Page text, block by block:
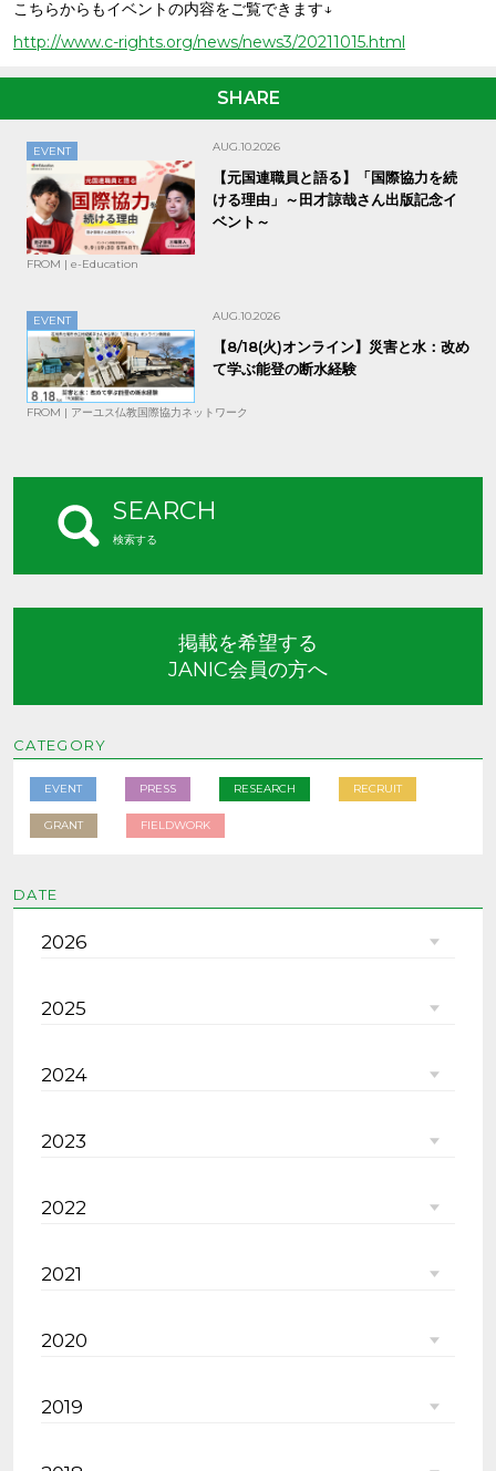
こちらからもイベントの内容をご覧できます↓
http://www.c-rights.org/news/news3/20211015.html
SHARE
EVENT AUG.10.2026
【元国連職員と語る】「国際協力を続
ける理由」～田才諒哉さん出版記念イ
ベント～
FROM | e-Education
EVENT AUG.10.2026
【8/18(火)オンライン】災害と水：改め
て学ぶ能登の断水経験
FROM | アーユス仏教国際協力ネットワーク
SEARCH
検索する
掲載を希望する
JANIC会員の方へ
CATEGORY
EVENT PRESS RESEARCH RECRUIT
GRANT FIELDWORK
DATE
2026
2025
2024
2023
2022
2021
2020
2019